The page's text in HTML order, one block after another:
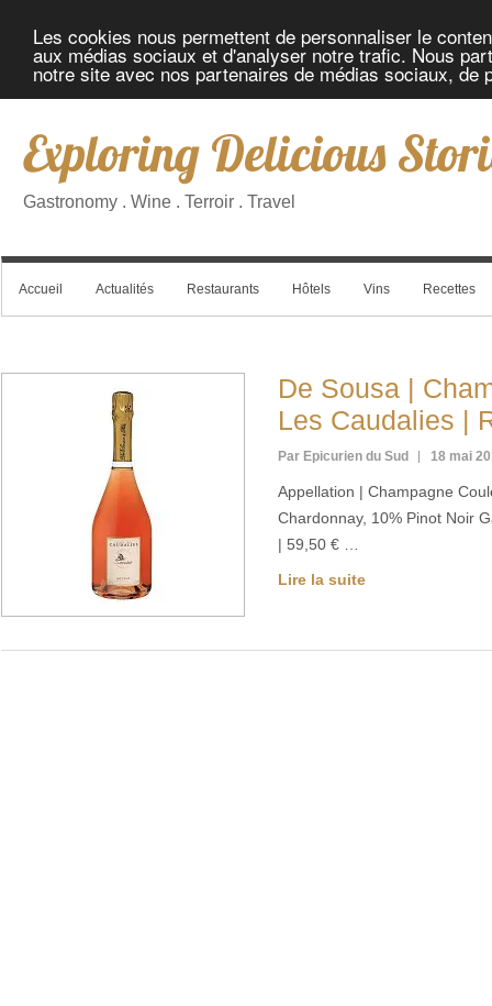
Les cookies nous permettent de personnaliser le
aux médias sociaux et d'analyser notre trafic. Nous
notre site avec nos partenaires de médias sociaux, de
Exploring Delicious
Gastronomy . Wine . Terroir . Travel
Accueil Actualités Restaurants Hôtels Vins Recettes
De Sousa |
Les Caudalies |
Par Epicurien du Sud 18 mai
Appellation | Champagne
Chardonnay, 10% Pinot Noir
| 59,50 € …
Lire la suite